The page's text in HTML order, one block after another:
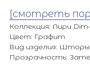
[смотреть
Коллекция: Лири
Цвет: Графит
Вид изделия: Шторы
Прозрачность: